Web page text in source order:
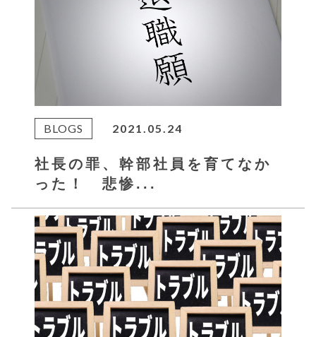
BLOGS 2021.05.24
社長の罪、幹部社員を育てなか
った！ 悲惨...